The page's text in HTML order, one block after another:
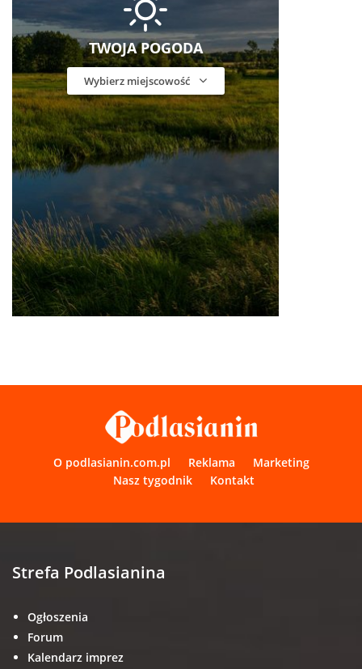
TWOJA POGODA
Wybierz miejscowość
O podlasianin.com.pl Reklama
Marketing
Nasz tygodnik
Kontakt
Strefa Podlasianina
Ogłoszenia
Forum
Kalendarz imprez